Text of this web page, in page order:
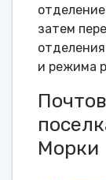
затем
и режима
Морки